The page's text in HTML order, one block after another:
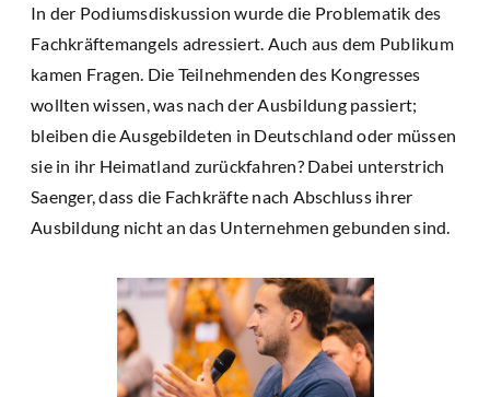
In der Podiumsdiskussion wurde die Problematik des
Fachkräftemangels adressiert. Auch aus dem Publikum
kamen Fragen. Die Teilnehmenden des Kongresses
wollten wissen, was nach der Ausbildung passiert;
bleiben die Ausgebildeten in Deutschland oder müssen
sie in ihr Heimatland zurückfahren? Dabei unterstrich
Saenger, dass die Fachkräfte nach Abschluss ihrer
Ausbildung nicht an das Unternehmen gebunden sind.